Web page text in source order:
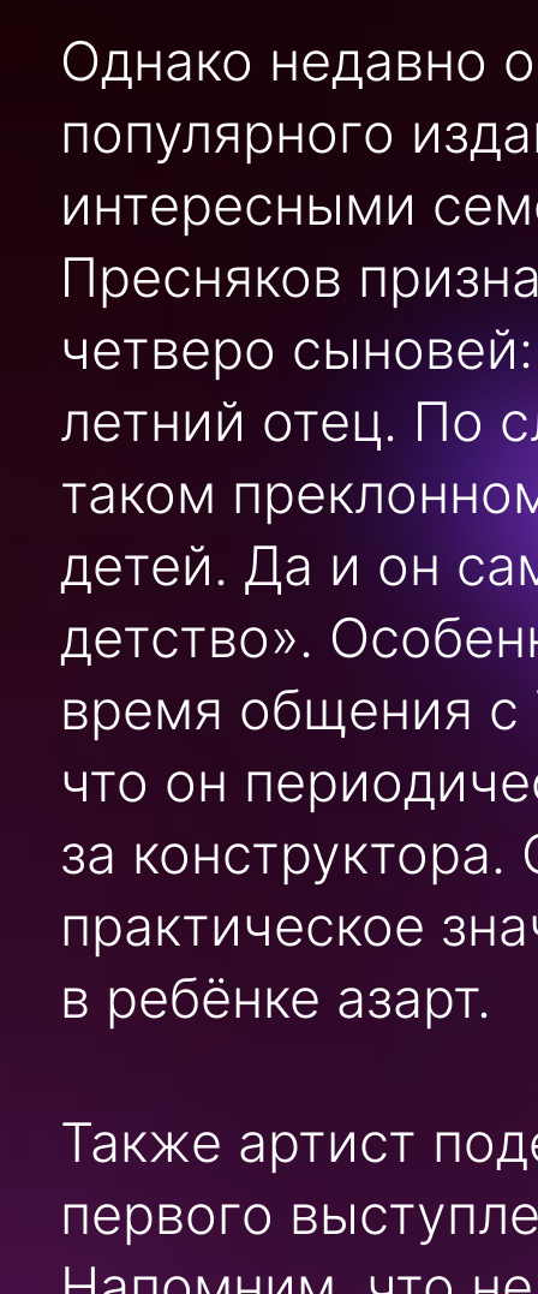
Однако недавно
популярного
интересными
Пресняков
четверо
летний отец. По
таком
детей. Да и он
детство».
время общения с
что он
за
практическое
в ребёнке азарт.
Также артист
первого